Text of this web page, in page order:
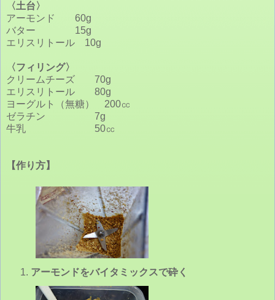
〈土台〉
アーモンド 60g
バター 15g
エリスリトール 10g
〈フィリング〉
クリームチーズ 70g
エリスリトール 80g
ヨーグルト（無糖） 200㏄
ゼラチン 7g
牛乳 50㏄
【作り方】
アーモンドをバイタミックスで砕く